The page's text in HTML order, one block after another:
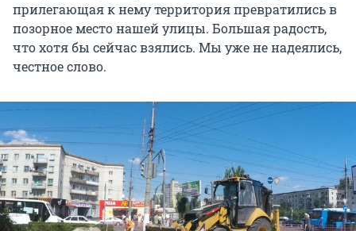
прилегающая к нему территория превратились в
позорное место нашей улицы. Большая радость,
что хотя бы сейчас взялись. Мы уже не надеялись,
честное слово.